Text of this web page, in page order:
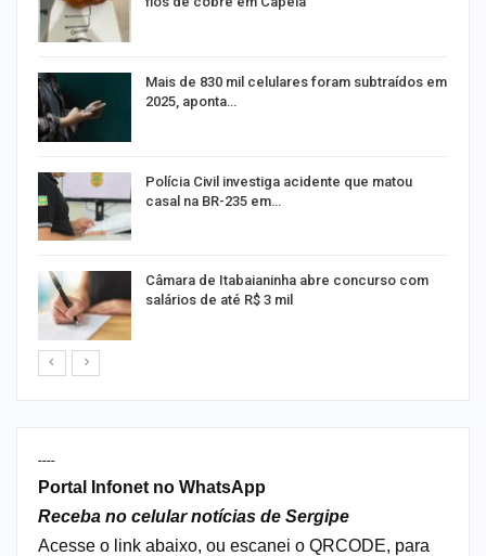
Mais de 830 mil celulares foram subtraídos em
2025, aponta…
Polícia Civil investiga acidente que matou
casal na BR-235 em…
Câmara de Itabaianinha abre concurso com
salários de até R$ 3 mil
----
Portal Infonet no WhatsApp
Receba no celular notícias de Sergipe
Acesse o link abaixo, ou escanei o QRCODE, para